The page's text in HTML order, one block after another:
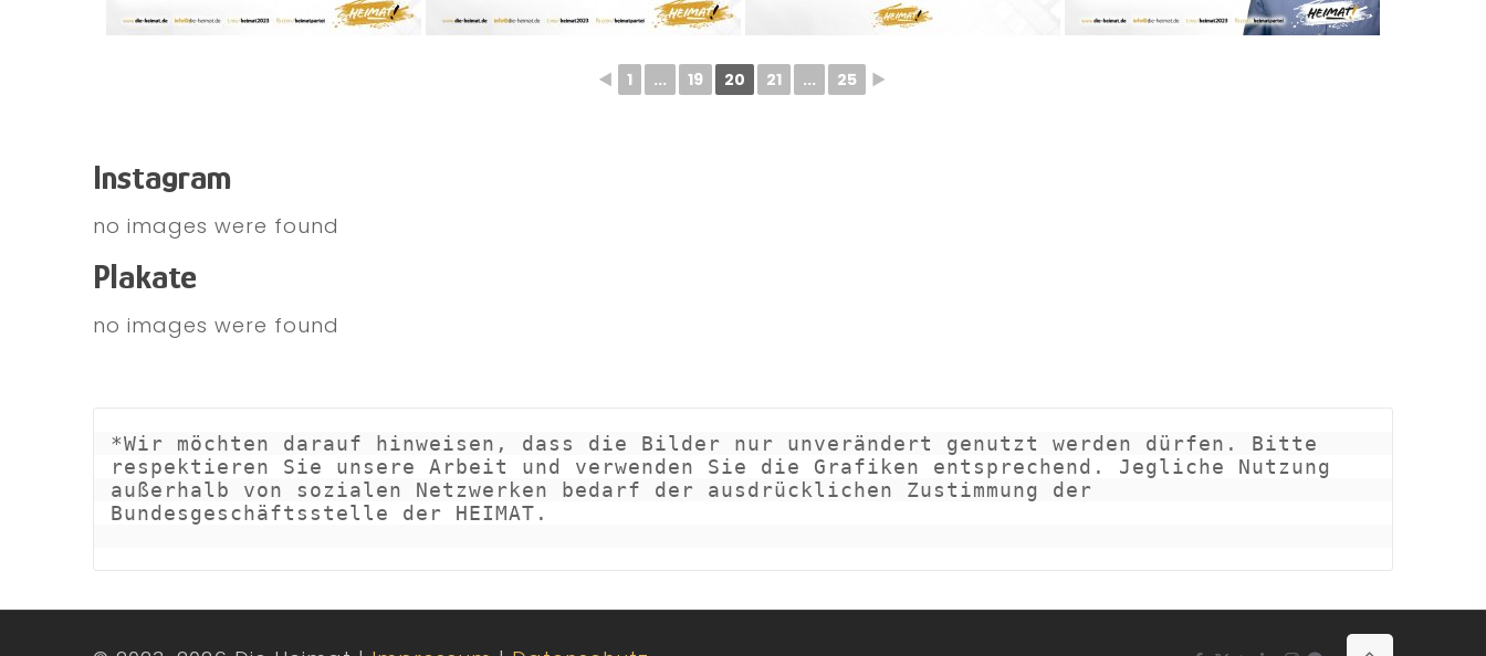
◄ 1 ... 19 20 21 ... 25 ►
Instagram
no images were found
Plakate
no images were found
*Wir möchten darauf hinweisen, dass die Bilder nur unverändert genutzt werden dürfen. Bitte
respektieren Sie unsere Arbeit und verwenden Sie die Grafiken entsprechend. Jegliche Nutzung
außerhalb von sozialen Netzwerken bedarf der ausdrücklichen Zustimmung der
Bundesgeschäftsstelle der HEIMAT.